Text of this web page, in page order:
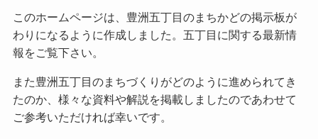
このホームページは、豊洲五丁目のまちかどの掲示板が
わりになるように作成しました。五丁目に関する最新情
報をご覧下さい。
また豊洲五丁目のまちづくりがどのように進められてき
たのか、様々な資料や解説を掲載しましたのであわせて
ご参考いただければ幸いです。